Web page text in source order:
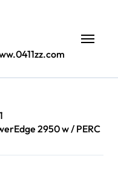
2950 w / PERC